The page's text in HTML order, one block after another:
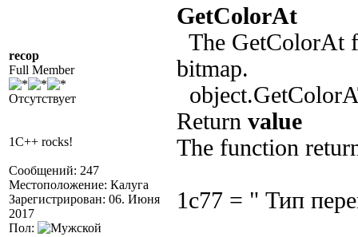
recop
Full Member
Отсутствует
1C++ rocks!
Сообщений: 247
Местоположение: Калуга
Зарегистрирован: 06. Июня
2017
Пол:
GetColorAt
The GetColorAt
bitmap.
Return value
The function
1с77 = " Тип